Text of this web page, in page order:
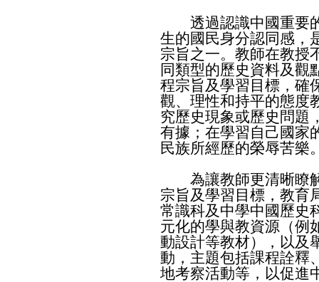
透過認識中國重要的
生的國民身分認同感，
宗旨之一。教師在教授
同類型的歷史資料及觀
程宗旨及學習目標，確
觀、理性和持平的態度
究歷史現象或歷史問題
有據；在學習自己國家
民族所經歷的榮辱苦樂
為讓教師更清晰瞭解
宗旨及學習目標，教育
常識科及中學中國歷史
元化的學與教資源（例
動設計等教材），以及
動，主題包括課程詮釋
地考察活動等，以促進